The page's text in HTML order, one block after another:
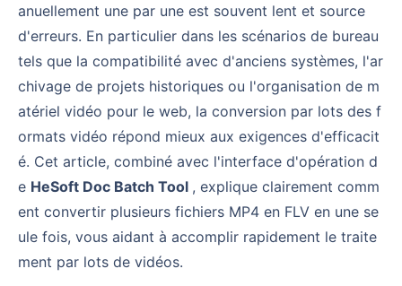
anuellement une par une est souvent lent et source
d'erreurs. En particulier dans les scénarios de bureau
tels que la compatibilité avec d'anciens systèmes, l'ar
chivage de projets historiques ou l'organisation de m
atériel vidéo pour le web, la conversion par lots des f
ormats vidéo répond mieux aux exigences d'efficacit
é. Cet article, combiné avec l'interface d'opération d
e HeSoft Doc Batch Tool , explique clairement comm
ent convertir plusieurs fichiers MP4 en FLV en une se
ule fois, vous aidant à accomplir rapidement le traite
ment par lots de vidéos.